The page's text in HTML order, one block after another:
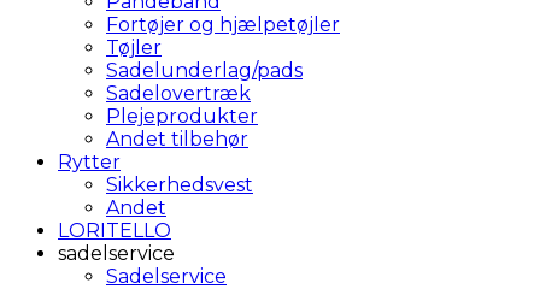
Fortøjer og hjælpetøjler
Tøjler
Sadelunderlag/pads
Sadelovertræk
Plejeprodukter
Andet tilbehør
Rytter
Sikkerhedsvest
Andet
LORITELLO
sadelservice
Sadelservice